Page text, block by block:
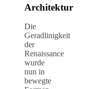
Architektur
Die
Geradlinigkeit
der
Renaissance
wurde
nun in
bewegte